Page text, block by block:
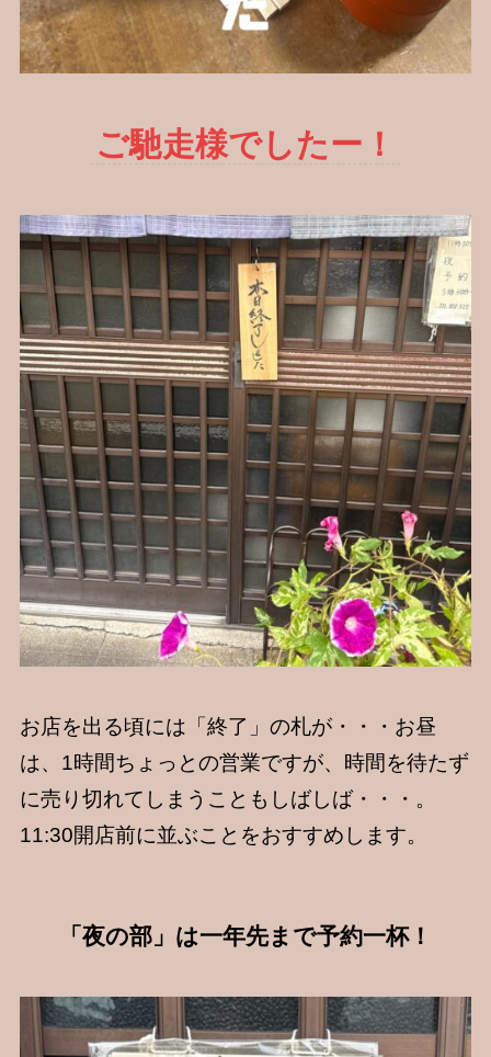
ご馳走様でしたー！
お店を出る頃には「終了」の札が・・・お昼
は、1時間ちょっとの営業ですが、時間を待たず
に売り切れてしまうこともしばしば・・・。
11:30開店前に並ぶことをおすすめします。
「夜の部」は一年先まで予約一杯！